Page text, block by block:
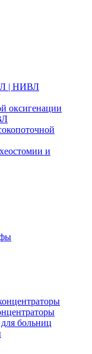
| НИВЛ
оксигенации
и
больниц